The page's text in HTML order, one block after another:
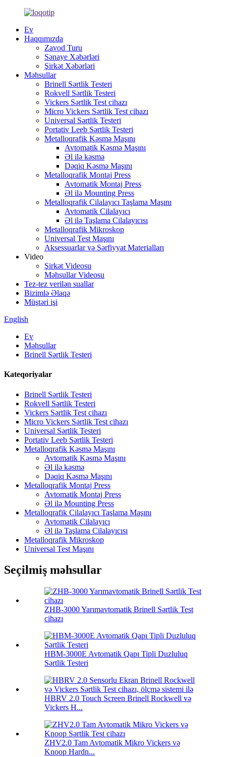
Ev
Haqqımızda
Zavod Turu
Sənaye Xəbərləri
Şirkət Xəbərləri
Məhsullar
Brinell Sərtlik Testeri
Rokvell Sərtlik Testeri
Vickers Sərtlik Test cihazı
Micro Vickers Sərtlik Test cihazı
Universal Sərtlik Testeri
Portativ Leeb Sərtlik Testeri
Metalloqrafik Kəsmə Maşını
Avtomatik Kəsmə Maşını
Əl ilə kəsmə
Dəqiq Kəsmə Maşını
Metalloqrafik Montaj Press
Avtomatik Montaj Press
Əl ilə Mounting Press
Metalloqrafik Cilalayıcı Taşlama Maşını
Avtomatik Cilalayıcı
Əl ilə Taşlama Cilalayıcısı
Metalloqrafik Mikroskop
Universal Test Maşını
Aksessuarlar və Sərfiyyat Materialları
Video
Şirkət Videosu
Məhsullar Videosu
Tez-tez verilən suallar
Bizimlə Əlaqə
Müştəri işi
English
Ev
Məhsullar
Brinell Sərtlik Testeri
Kateqoriyalar
Brinell Sərtlik Testeri
Rokvell Sərtlik Testeri
Vickers Sərtlik Test cihazı
Micro Vickers Sərtlik Test cihazı
Universal Sərtlik Testeri
Portativ Leeb Sərtlik Testeri
Metalloqrafik Kəsmə Maşını
Avtomatik Kəsmə Maşını
Əl ilə kəsmə
Dəqiq Kəsmə Maşını
Metalloqrafik Montaj Press
Avtomatik Montaj Press
Əl ilə Mounting Press
Metalloqrafik Cilalayıcı Taşlama Maşını
Avtomatik Cilalayıcı
Əl ilə Taşlama Cilalayıcısı
Metalloqrafik Mikroskop
Universal Test Maşını
Seçilmiş məhsullar
ZHB-3000 Yarımavtomatik Brinell Sərtlik Test
cihazı
HBM-3000E Avtomatik Qapı Tipli Duzluluq
Sərtlik Testeri
HBRV 2.0 Touch Screen Brinell Rockwell və
Vickers H...
ZHV2.0 Tam Avtomatik Mikro Vickers və
Knoop Hardn...